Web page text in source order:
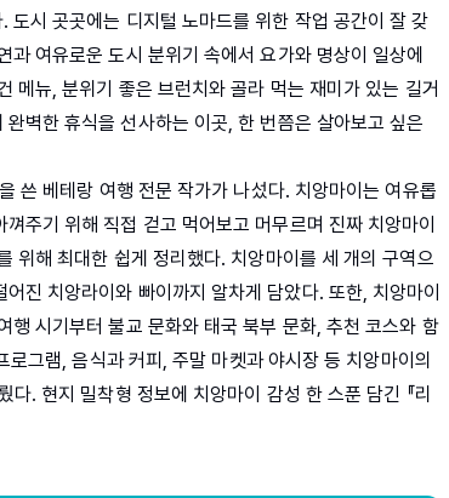
시 곳곳에는 디지털 노마드를 위한 작업 공간이 잘 갖
여유로운 도시 분위기 속에서 요가와 명상이 일상에
메뉴, 분위기 좋은 브런치와 골라 먹는 재미가 있는 길거
벽한 휴식을 선사하는 이곳, 한 번쯤은 살아보고 싶은
을 쓴 베테랑 여행 전문 작가가 나섰다. 치앙마이는 여유롭
주기 위해 직접 걷고 먹어보고 머무르며 진짜 치앙마이
위해 최대한 쉽게 정리했다. 치앙마이를 세 개의 구역으
진 치앙라이와 빠이까지 알차게 담았다. 또한, 치앙마이
시기부터 불교 문화와 태국 북부 문화, 추천 코스와 함
그램, 음식과 커피, 주말 마켓과 야시장 등 치앙마이의
. 현지 밀착형 정보에 치앙마이 감성 한 스푼 담긴 『리